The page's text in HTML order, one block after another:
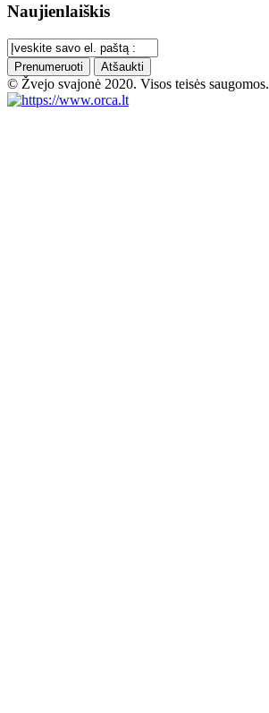
Naujienlaiškis
Prenumeruoti Atšaukti
© Žvejo svajonė 2020. Visos teisės saugomos.